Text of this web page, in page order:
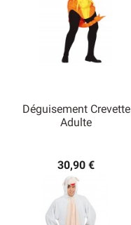
Déguisement Crevette
Adulte
30,90 €